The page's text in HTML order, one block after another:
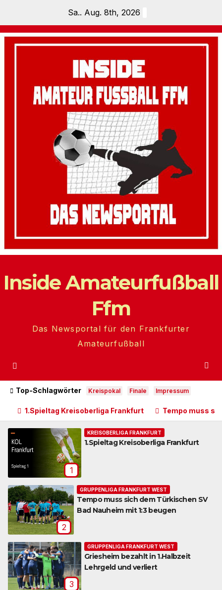
springen
Sa.. Aug. 8th, 2026
Inside Amateurfußball
Ffm
Das Newsportal für den Frankfurter
Amateurfußball
Top-Schlagwörter Kreispokal Finale Impressum
1.Spieltag Kreisoberliga Frankfurt Tempo muss
1
KREISOBERLIGA FRANKFURT
1.Spieltag Kreisoberliga Frankfurt
2
GRUPPENLIGA FRANKFURT WEST
Tempo muss sich dem Türkischen SV
Bad Nauheim mit 1:3 beugen
3
GRUPPENLIGA FRANKFURT WEST
Griesheim bezahlt in 1.Halbzeit
Lehrgeld und verliert